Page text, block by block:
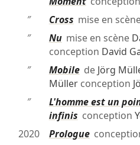
″
Cross mise en
″
Numise en scène
conception David
″
Mobilede Jörg
Müllerconception
″
L'homme est un
infinis conception
2020
Prologue